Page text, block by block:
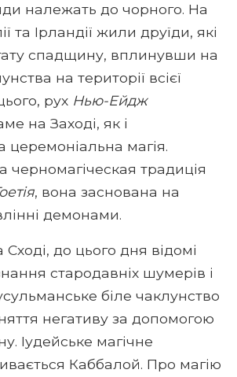
належать до чорного. На
та Ірландії жили друїди, які
спадщину, вплинувши на
на території всієї
рух Нью-Ейдж
на Заході, як і
церемоніальна магія.
черномагіческая традиція
, вона заснована на
демонами.
до цього дня відомі
стародавніх шумерів і
біле чаклунство
негативу за допомогою
Іудейське магічне
Каббалой. Про магію